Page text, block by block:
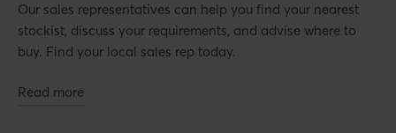
Our sales representatives can help you find your nearest
stockist, discuss your requirements, and advise where to
buy. Find your local sales rep today.
Read more